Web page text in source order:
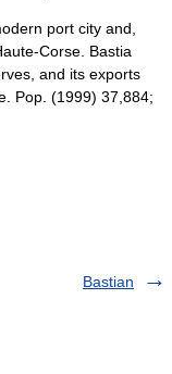
port city and,
Corse. Bastia
and its exports
Pop. (1999) 37,884;
Bastian